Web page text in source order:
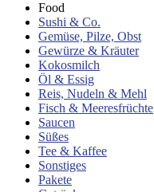
Food
Sushi & Co.
Gemüse, Pilze, Obst
Gewürze & Kräuter
Kokosmilch
Öl & Essig
Reis, Nudeln & Mehl
Fisch & Meeresfrüchte
Saucen
Süßes
Tee & Kaffee
Sonstiges
Pakete